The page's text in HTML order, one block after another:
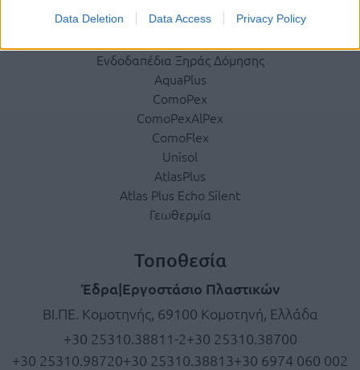
Data Deletion Data Access Privacy Policy
Προϊόντα
Ενδοδαπέδια Ξηράς Δόμησης
AquaPlus
ComoPex
ComoPexAlPex
ComoFlex
Unisol
AtlasPlus
Atlas Plus Echo Silent
Γεωθερμία
Τοποθεσία
Έδρα|Εργοστάσιο Πλαστικών
ΒΙ.ΠΕ. Κομοτηνής, 69100 Κομοτηνή, Ελλάδα
+30 25310.38811-2+30 25310.38700
+30 25310.98720+30 25310.38813+30 6974 060 002